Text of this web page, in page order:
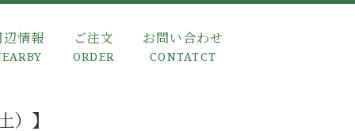
辺情報 ご注文
ORDER
お問い合わせ
CONTATCT
）】